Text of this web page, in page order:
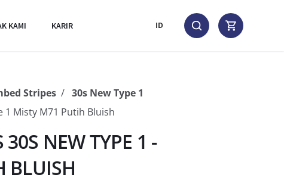
KAMI KARIR ID
Stripes
30s New Type 1
1 Misty M71 Putih Bluish
30S NEW TYPE 1 -
BLUISH